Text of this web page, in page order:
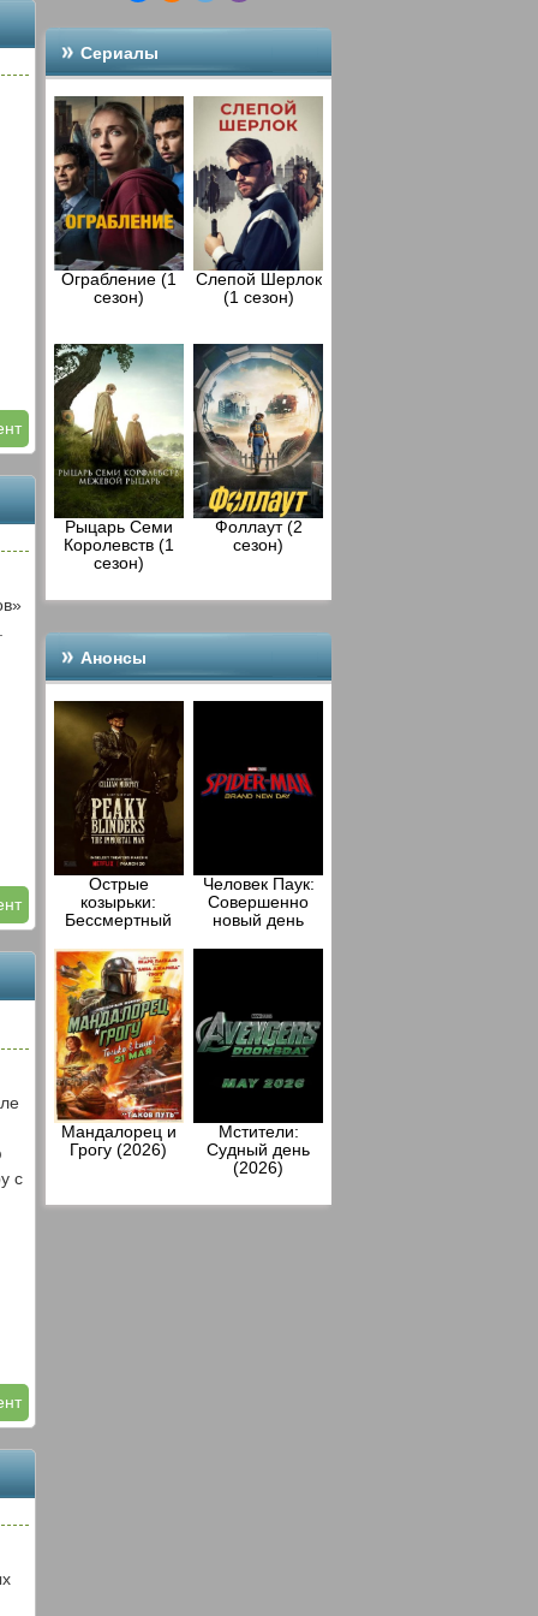
с
Сериалы
Ограбление (1
сезон)
Слепой Шерлок
(1 сезон)
Рыцарь Семи
Королевств (1
сезон)
Фоллаут (2
сезон)
Анонсы
Острые
козырьки:
Бессмертный
Человек Паук:
Совершенно
новый день
Мандалорец и
Грогу (2026)
Мстители:
Судный день
(2026)